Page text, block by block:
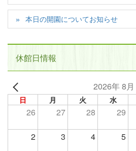
本日の開園についてお知らせ
休館日情報
2026年 8月
日 月 火 水
26 27 28 29
2 3 4 5